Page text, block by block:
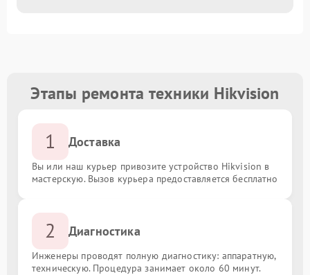
Этапы ремонта техники Hikvision
1 Доставка
Вы или наш курьер привозите устройство Hikvision в
мастерскую. Вызов курьера предоставляется бесплатно
2 Диагностика
Инженеры проводят полную диагностику: аппаратную,
техническую. Процедура занимает около 60 минут.